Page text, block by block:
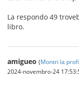
La respondo 49
libro.
amigueo (Montri la
2024-novembro-24